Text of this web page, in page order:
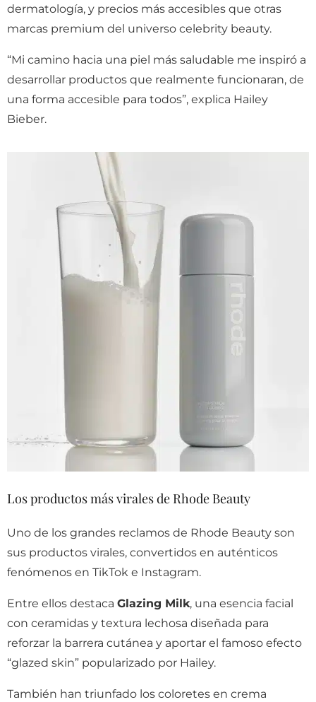
dermatología, y precios más accesibles que otras
marcas premium del universo celebrity beauty.
“Mi camino hacia una piel más saludable me inspiró a
desarrollar productos que realmente funcionaran, de
una forma accesible para todos”, explica Hailey
Bieber.
Los productos más virales de Rhode Beauty
Uno de los grandes reclamos de Rhode Beauty son
sus productos virales, convertidos en auténticos
fenómenos en TikTok e Instagram.
Entre ellos destaca Glazing Milk, una esencia facial
con ceramidas y textura lechosa diseñada para
reforzar la barrera cutánea y aportar el famoso efecto
“glazed skin” popularizado por Hailey.
También han triunfado los coloretes en crema